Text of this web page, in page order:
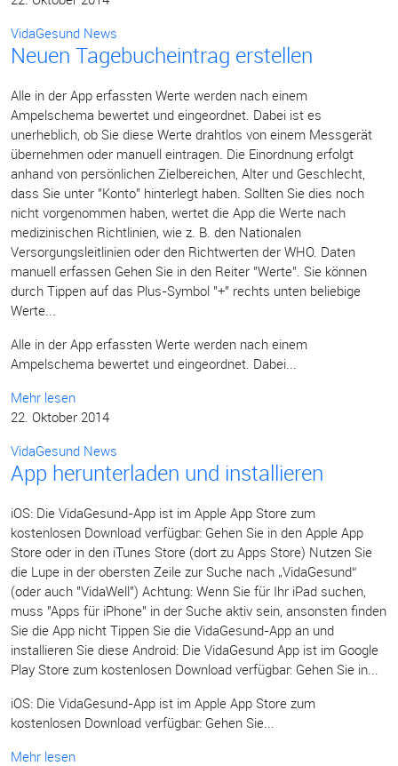
VidaGesund News
Neuen Tagebucheintrag erstellen
Alle in der App erfassten Werte werden nach einem
Ampelschema bewertet und eingeordnet. Dabei ist es
unerheblich, ob Sie diese Werte drahtlos von einem Messgerät
übernehmen oder manuell eintragen. Die Einordnung erfolgt
anhand von persönlichen Zielbereichen, Alter und Geschlecht,
dass Sie unter "Konto" hinterlegt haben. Sollten Sie dies noch
nicht vorgenommen haben, wertet die App die Werte nach
medizinischen Richtlinien, wie z. B. den Nationalen
Versorgungsleitlinien oder den Richtwerten der WHO. Daten
manuell erfassen Gehen Sie in den Reiter "Werte". Sie können
durch Tippen auf das Plus-Symbol "+" rechts unten beliebige
Werte...
Alle in der App erfassten Werte werden nach einem
Ampelschema bewertet und eingeordnet. Dabei...
Mehr lesen
22. Oktober 2014
VidaGesund News
App herunterladen und installieren
iOS: Die VidaGesund-App ist im Apple App Store zum
kostenlosen Download verfügbar: Gehen Sie in den Apple App
Store oder in den iTunes Store (dort zu Apps Store) Nutzen Sie
die Lupe in der obersten Zeile zur Suche nach „VidaGesund“
(oder auch "VidaWell") Achtung: Wenn Sie für Ihr iPad suchen,
muss "Apps für iPhone" in der Suche aktiv sein, ansonsten finden
Sie die App nicht Tippen Sie die VidaGesund-App an und
installieren Sie diese Android: Die VidaGesund App ist im Google
Play Store zum kostenlosen Download verfügbar: Gehen Sie in...
iOS: Die VidaGesund-App ist im Apple App Store zum
kostenlosen Download verfügbar: Gehen Sie...
Mehr lesen